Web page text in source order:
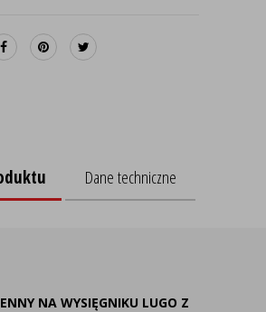
Dane techniczne
NA WYSIĘGNIKU LUGO Z